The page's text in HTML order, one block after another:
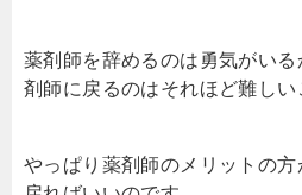
薬剤師を辞めるのは勇気がい
剤師に戻るのはそれほど難しい
やっぱり薬剤師のメリットの